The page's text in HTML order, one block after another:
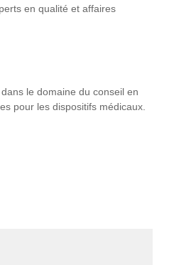
en qualité et affaires
le domaine du conseil en
pour les dispositifs médicaux.